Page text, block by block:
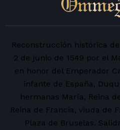
Reconstrucción histórica
2 de junio de 1549 por el
en honor del Emperador
infante de España,
hermanas María, Reina
Reina de Francia, viuda de
Plaza de Bruselas.